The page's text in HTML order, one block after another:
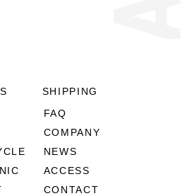
SHIPPING
FAQ
COMPANY
NEWS
ACCESS
CONTACT